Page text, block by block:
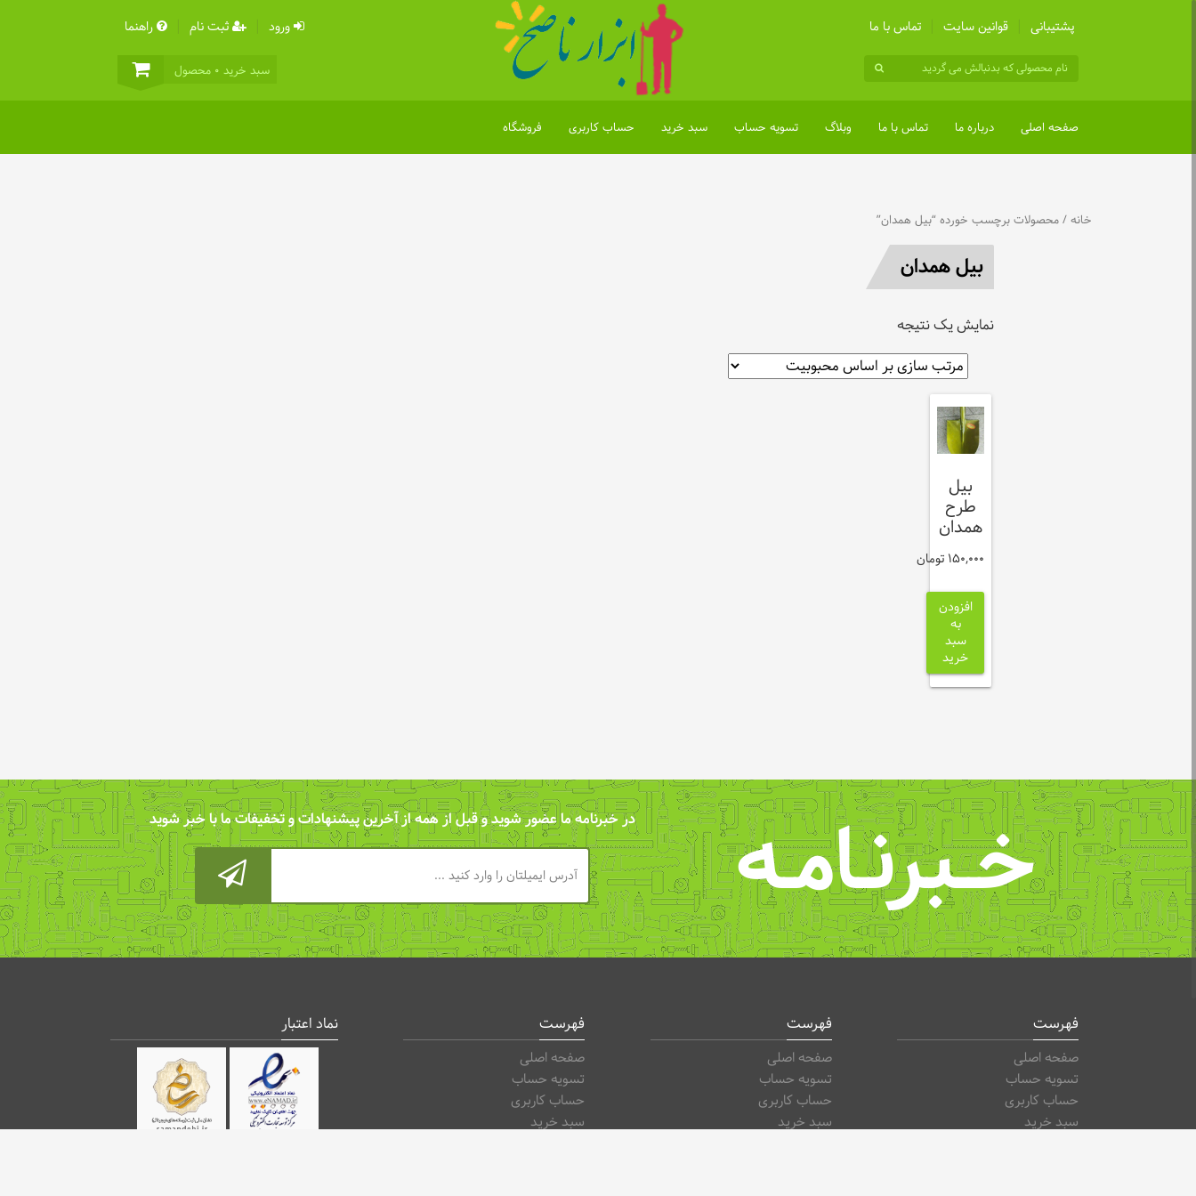
پشتیبانی قوانین سایت تماس با ما ورود ثبت نام راهنما
سبد خرید 0 محصول
صفحه اصلی درباره ما تماس با ما وبلاگ تسویه حساب سبد خرید حساب کاربری فروشگاه
خانه / محصولات برچسب خورده “بيل همدان”
بيل همدان
نمایش یک نتیجه
بیل
طرح
همدان
150,000 تومان
افزودن
به
سبد
خرید
خــبرنـامـه در خبرنامه ما عضور شوید و قبل از همه از آخرین پیشنهادات و تخفیفات ما با خبر شوید
فهرست
صفحه اصلی
تسویه حساب
حساب کاربری
سبد خرید
فهرست
صفحه اصلی
تسویه حساب
حساب کاربری
سبد خرید
فهرست
صفحه اصلی
تسویه حساب
حساب کاربری
سبد خرید
نماد اعتبار